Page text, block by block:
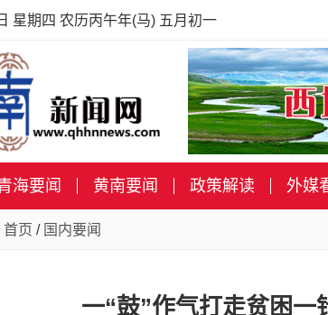
星期四 农历丙午年(马) 五月初一
海要闻 黄南要闻 政策解读 外媒
首页 / 国内要闻
一“鼓”作气打走贫困